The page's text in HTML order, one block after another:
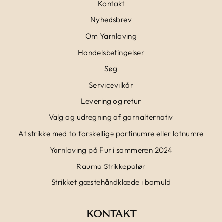
Kontakt
Nyhedsbrev
Om Yarnloving
Handelsbetingelser
Søg
Servicevilkår
Levering og retur
Valg og udregning af garnalternativ
At strikke med to forskellige partinumre eller lotnumre
Yarnloving på Fur i sommeren 2024
Rauma Strikkepalør
Strikket gæstehåndklæde i bomuld
KONTAKT